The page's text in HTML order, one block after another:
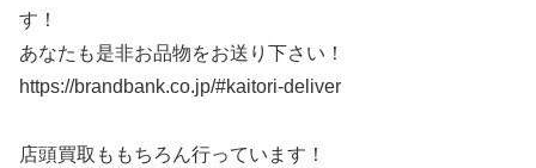
す！
あなたも是非お品物をお送り下さい！
https://brandbank.co.jp/#kaitori-deliver
店頭買取ももちろん行っています！